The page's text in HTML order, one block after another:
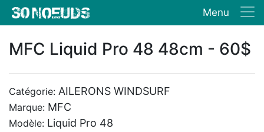
Menu
MFC Liquid Pro 48 48cm - 60$
Catégorie: AILERONS WINDSURF
Marque: MFC
Modèle: Liquid Pro 48